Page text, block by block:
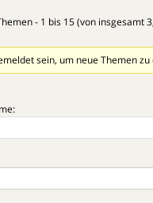
- 1 bis 15 (von insgesamt
sein, um neue Themen